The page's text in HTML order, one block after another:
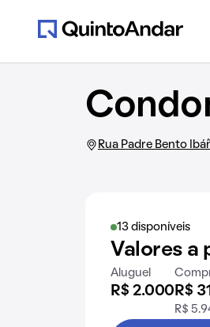
Rua Padre Bento
13 disponíveis
Valores a
Aluguel
R$ 2.000 R$
R$